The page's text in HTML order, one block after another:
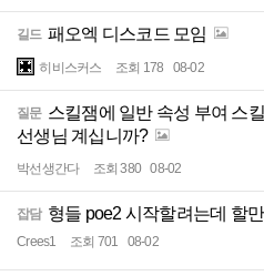
길드 패오엑 디스코드 모임
히비스커스 조회 178 08-02
질문 스킬잼에 일반 속성 부여 스
선생님 계십니까?
박선생간다 조회 380 08-02
잡담 형들 poe2 시작할려는데 할
Crees1 조회 701 08-02